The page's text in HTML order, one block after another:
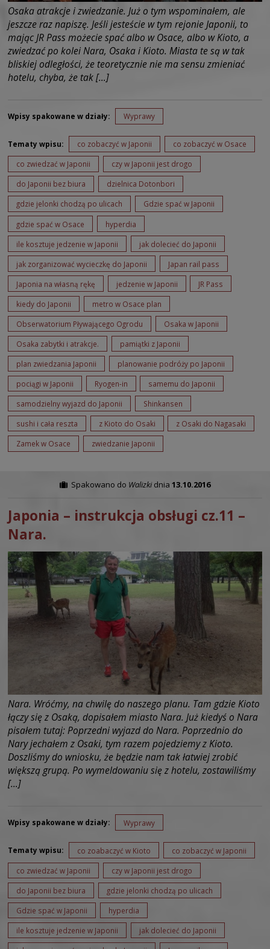
Osaka atrakcje i zwiedzanie. Już o tym wspominałem, ale
jeszcze raz napiszę. Jeśli jesteście w tym rejonie Japonii, to
mając JR Pass możecie spać albo w Osace, albo w Kioto, a
zwiedzać po kolei Nara, Osaka i Kioto. Miasta te są w tak
bliskiej odległości, że teoretycznie nie ma sensu zmieniać
hotelu, chyba, że tak […]
Wpisy spakowane w działy: Wyprawy
Tematy wpisu: co zobaczyć w Japonii co zobaczyć w Osace
co zwiedzać w Japonii czy w Japonii jest drogo
do Japonii bez biura dzielnica Dotonbori
gdzie jelonki chodzą po ulicach Gdzie spać w Japonii
gdzie spać w Osace hyperdia
ile kosztuje jedzenie w Japonii jak dolecieć do Japonii
jak zorganizować wycieczkę do Japonii Japan rail pass
Japonia na własną rękę jedzenie w Japonii JR Pass
kiedy do Japonii metro w Osace plan
Obserwatorium Pływającego Ogrodu Osaka w Japonii
Osaka zabytki i atrakcje. pamiątki z Japonii
plan zwiedzania Japonii planowanie podróży po Japonii
pociągi w Japonii Ryogen-in samemu do Japonii
samodzielny wyjazd do Japonii Shinkansen
sushi i cała reszta z Kioto do Osaki z Osaki do Nagasaki
Zamek w Osace zwiedzanie Japonii
Spakowano do Walizkidnia 13.10.2016
Japonia – instrukcja obsługi cz.11 –
Nara.
Nara. Wróćmy, na chwilę do naszego planu. Tam gdzie Kioto
łączy się z Osaką, dopisałem miasto Nara. Już kiedyś o Nara
pisałem tutaj: Poprzedni wyjazd do Nara. Poprzednio do
Nary jechałem z Osaki, tym razem pojedziemy z Kioto.
Doszliśmy do wniosku, że będzie nam tak łatwiej zrobić
większą grupą. Po wymeldowaniu się z hotelu, zostawiliśmy
[…]
Wpisy spakowane w działy: Wyprawy
Tematy wpisu: co zoabaczyć w Kioto co zobaczyć w Japonii
co zwiedzać w Japonii czy w Japonii jest drogo
do Japonii bez biura gdzie jelonki chodzą po ulicach
Gdzie spać w Japonii hyperdia
ile kosztuje jedzenie w Japonii jak dolecieć do Japonii